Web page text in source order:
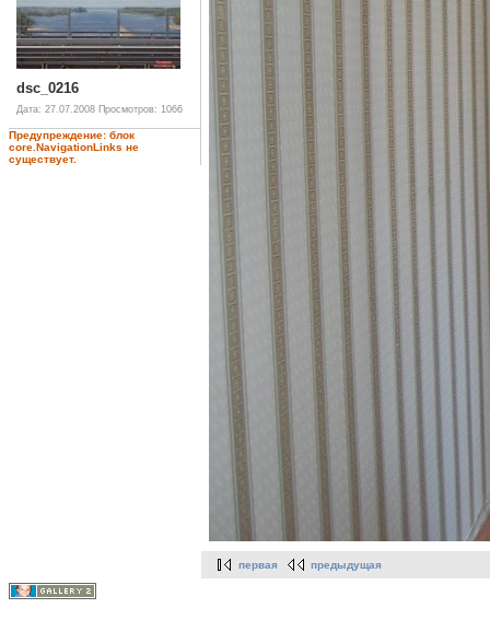
dsc_0216
Дата: 27.07.2008 Просмотров: 1066
Предупреждение: блок
core.NavigationLinks не
существует.
первая предыдущая